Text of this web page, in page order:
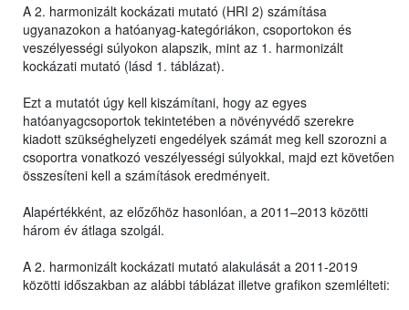
A 2. harmonizált kockázati mutató (HRI 2) számítása
ugyanazokon a hatóanyag-kategóriákon, csoportokon és
veszélyességi súlyokon alapszik, mint az 1. harmonizált
kockázati mutató (lásd 1. táblázat).
Ezt a mutatót úgy kell kiszámítani, hogy az egyes
hatóanyagcsoportok tekintetében a növényvédő szerekre
kiadott szükséghelyzeti engedélyek számát meg kell szorozni a
csoportra vonatkozó veszélyességi súlyokkal, majd ezt követően
összesíteni kell a számítások eredményeit.
Alapértékként, az előzőhöz hasonlóan, a 2011–2013 közötti
három év átlaga szolgál.
A 2. harmonizált kockázati mutató alakulását a 2011-2019
közötti időszakban az alábbi táblázat illetve grafikon szemlélteti: